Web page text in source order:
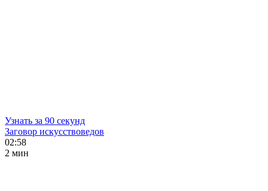
Узнать за 90 секунд
Заговор искусствоведов
02:58
2 мин